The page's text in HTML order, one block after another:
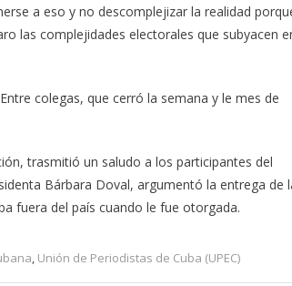
a eso y no descomplejizar la realidad
las complejidades electorales que subyacen
colegas, que cerró la semana y le mes de
trasmitió un saludo a los participantes del
Bárbara Doval, argumentó la entrega de
fuera del país cuando le fue otorgada.
, Unión de Periodistas de Cuba (UPEC)